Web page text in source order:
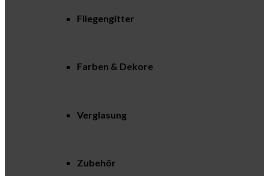
Fliegengitter
Farben & Dekore
Verglasung
Zubehör